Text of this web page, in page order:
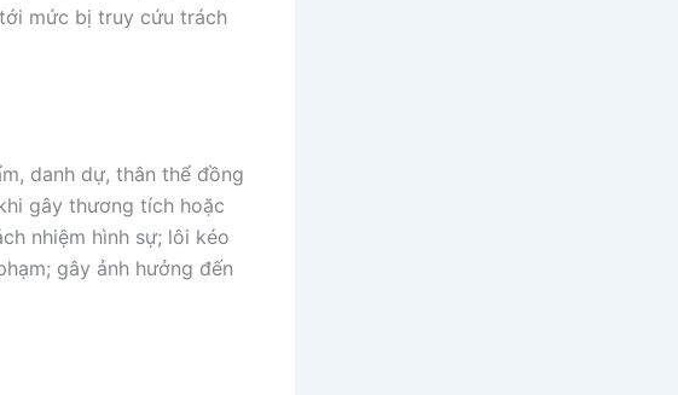
mức bị truy cứu trách
danh dự, thân thể đồng
gây thương tích hoặc
nhiệm hình sự; lôi kéo
gây ảnh hưởng đến